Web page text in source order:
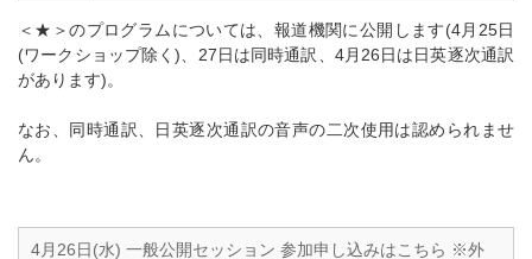
＜★＞のプログラムについては、報道機関に公開します(4月25日
(ワークショップ除く)、27日は同時通訳、4月26日は日英逐次通訳
があります)。
なお、同時通訳、日英逐次通訳の音声の二次使用は認められませ
ん。
4月26日(水) 一般公開セッション 参加申し込みはこちら ※外